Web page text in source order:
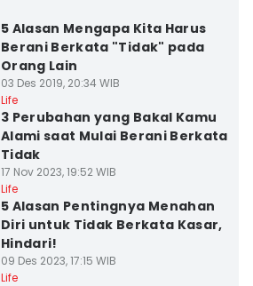
5 Alasan Mengapa Kita Harus
Berani Berkata "Tidak" pada
Orang Lain
03 Des 2019, 20:34 WIB
Life
3 Perubahan yang Bakal Kamu
Alami saat Mulai Berani Berkata
Tidak
17 Nov 2023, 19:52 WIB
Life
5 Alasan Pentingnya Menahan
Diri untuk Tidak Berkata Kasar,
Hindari!
09 Des 2023, 17:15 WIB
Life